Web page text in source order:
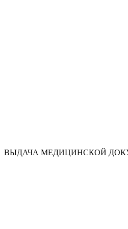
ВЫДАЧА МЕДИЦИНСКОЙ